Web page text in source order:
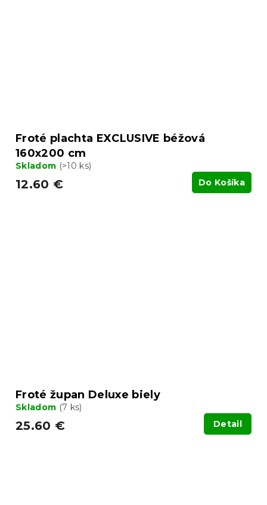
Froté plachta EXCLUSIVE béžová
160x200 cm
Skladom (>10 ks)
12.60 € Do Košíka
Froté župan Deluxe biely
Skladom (7 ks)
25.60 € Detail